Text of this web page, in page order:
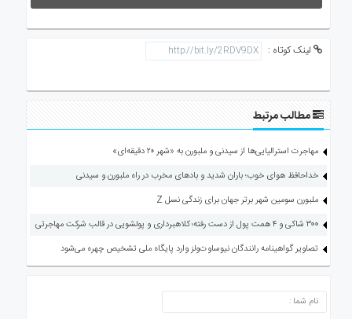
لینک کوتاه :
مطالب مرتبط
مهاجرت استرالیایی‌ها از سیدنی و ملبورن به «شهر ۲۰ دقیقه‌ای»
خداحافظ هوای خوب؛ باران شدید و بادهای مخرب در راه ملبورن و سیدنی
ملبورن سومین شهر برتر جهان برای زندگی نسل Z
۳۰۰ شاکی و ۴ همت پول از دست رفته؛ کلاهبرداری و پولشویی در قالب شرکت مهاجرتی
تصاویر گواهینامه رانندگان نیوساوت‌ولز وارد پایگاه ملی تشخیص چهره می‌شود
ارسال دیدگاه